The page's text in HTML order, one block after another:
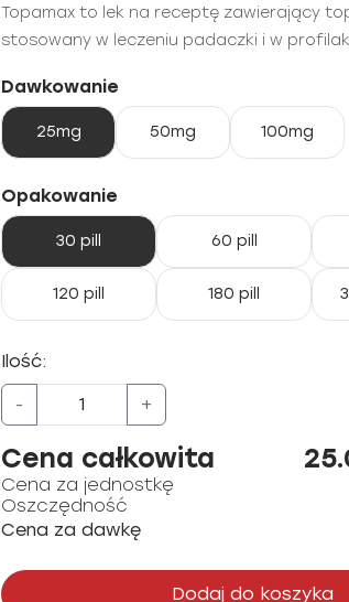
Topamax to lek na receptę zawierający
stosowany w leczeniu padaczki i w
Dawkowanie
25mg 50mg 100mg
Opakowanie
30 pill 60 pill
120 pill 180 pill
Ilość:
- +
Cena całkowita
Cena za jednostkę
Oszczędność
Cena za dawkę
Dodaj do koszyka